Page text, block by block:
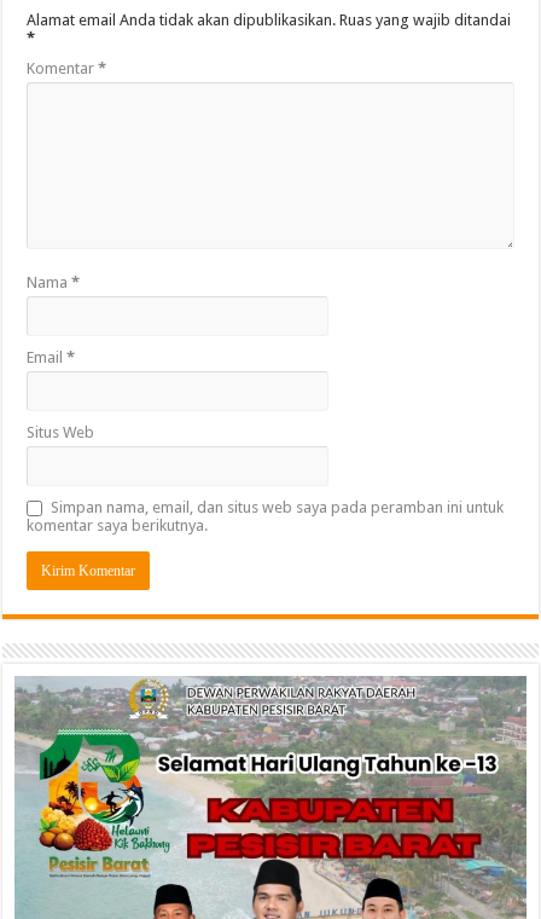
Alamat email Anda tidak akan dipublikasikan. Ruas yang wajib ditandai
*
Komentar*
Nama*
Email*
Situs Web
Simpan nama, email, dan situs web saya pada peramban ini untuk
komentar saya berikutnya.